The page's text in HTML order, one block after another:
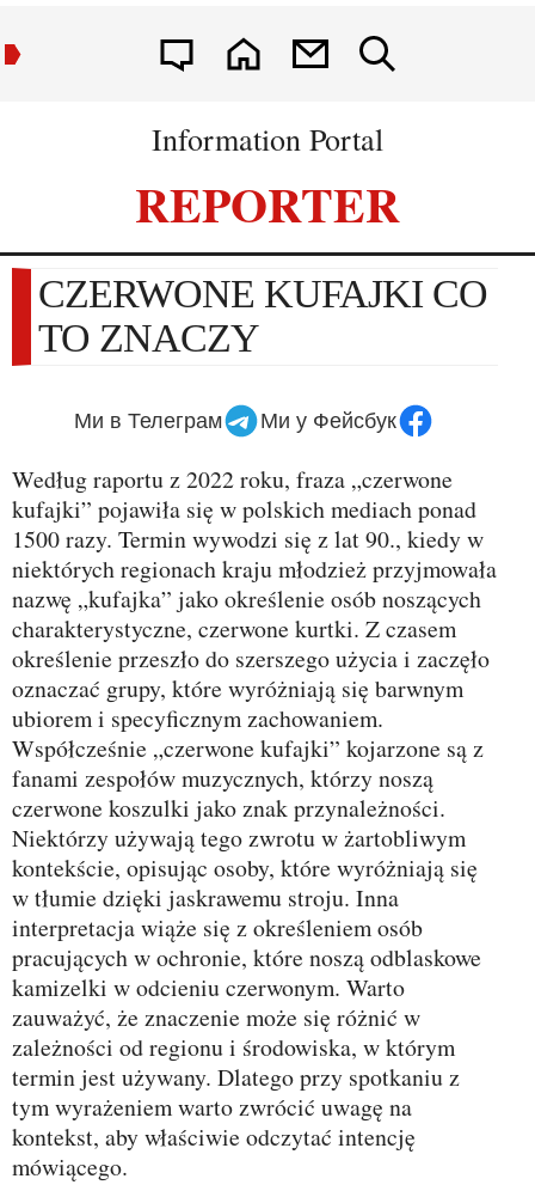
Information Portal
REPORTER
CZERWONE KUFAJKI CO
TO ZNACZY
Ми в Телеграм Ми у Фейсбук
Według raportu z 2022 roku, fraza „czerwone
kufajki” pojawiła się w polskich mediach ponad
1500 razy. Termin wywodzi się z lat 90., kiedy w
niektórych regionach kraju młodzież przyjmowała
nazwę „kufajka” jako określenie osób noszących
charakterystyczne, czerwone kurtki. Z czasem
określenie przeszło do szerszego użycia i zaczęło
oznaczać grupy, które wyróżniają się barwnym
ubiorem i specyficznym zachowaniem.
Współcześnie „czerwone kufajki” kojarzone są z
fanami zespołów muzycznych, którzy noszą
czerwone koszulki jako znak przynależności.
Niektórzy używają tego zwrotu w żartobliwym
kontekście, opisując osoby, które wyróżniają się
w tłumie dzięki jaskrawemu stroju. Inna
interpretacja wiąże się z określeniem osób
pracujących w ochronie, które noszą odblaskowe
kamizelki w odcieniu czerwonym. Warto
zauważyć, że znaczenie może się różnić w
zależności od regionu i środowiska, w którym
termin jest używany. Dlatego przy spotkaniu z
tym wyrażeniem warto zwrócić uwagę na
kontekst, aby właściwie odczytać intencję
mówiącego.